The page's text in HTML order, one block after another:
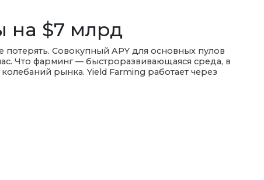
на $7 млрд
потерять. Совокупный APY для основных пулов
Что фарминг — быстроразвивающаяся среда, в
рынка. Yield Farming работает через